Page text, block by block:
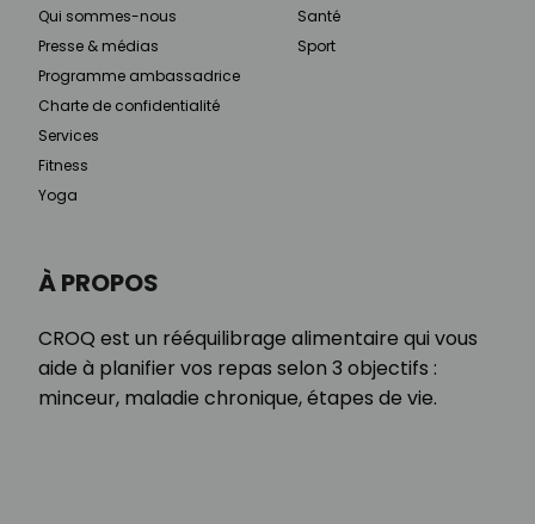
À PROPOS
CROQ est un rééquilibrage alimentaire qui vous
aide à planifier vos repas selon 3 objectifs :
minceur, maladie chronique, étapes de vie.
Qui sommes-nous
Presse & médias
Programme ambassadrice
Charte de confidentialité
Services
Fitness
Yoga
Santé
Sport